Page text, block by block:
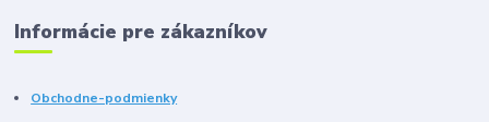
Informácie pre zákazníkov
Obchodne-podmienky